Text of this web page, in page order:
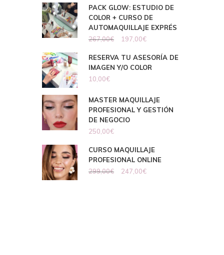
PACK GLOW: ESTUDIO DE
COLOR + CURSO DE
AUTOMAQUILLAJE EXPRÉS
267,00€ 197,00€
RESERVA TU ASESORÍA DE
IMAGEN Y/O COLOR
10,00€
MASTER MAQUILLAJE
PROFESIONAL Y GESTIÓN
DE NEGOCIO
250,00€
CURSO MAQUILLAJE
PROFESIONAL ONLINE
299,00€ 247,00€